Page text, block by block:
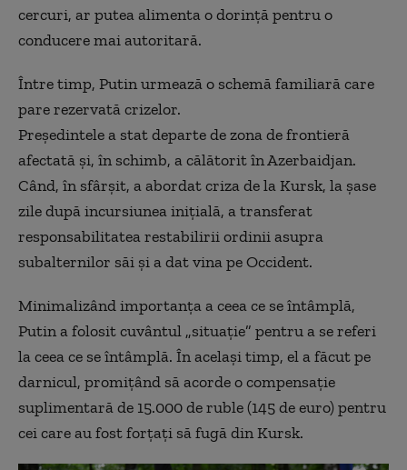
cercuri, ar putea alimenta o dorință pentru o
conducere mai autoritară.
Între timp, Putin urmează o schemă familiară care
pare rezervată crizelor.
Președintele a stat departe de zona de frontieră
afectată și, în schimb, a călătorit în Azerbaidjan.
Când, în sfârșit, a abordat criza de la Kursk, la șase
zile după incursiunea inițială, a transferat
responsabilitatea restabilirii ordinii asupra
subalternilor săi și a dat vina pe Occident.
Minimalizând importanța a ceea ce se întâmplă,
Putin a folosit cuvântul „situație” pentru a se referi
la ceea ce se întâmplă. În același timp, el a făcut pe
darnicul, promițând să acorde o compensație
suplimentară de 15.000 de ruble (145 de euro) pentru
cei care au fost forțați să fugă din Kursk.